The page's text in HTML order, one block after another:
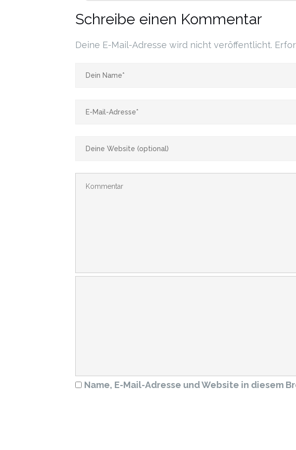
Schreibe einen Kommentar
Deine E-Mail-Adresse wird nicht veröffentlicht.
Name, E-Mail-Adresse und Website in diesem